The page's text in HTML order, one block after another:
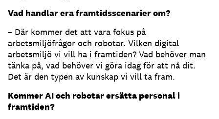
Vad handlar era framtidsscenarier om?
– Där kommer det att vara fokus på
arbetsmiljöfrågor och robotar. Vilken digital
arbetsmiljö vi vill ha i framtiden? Vad behöver man
tänka på, vad behöver vi göra idag för att nå dit.
Det är den typen av kunskap vi vill ta fram.
Kommer AI och robotar ersätta personal i
framtiden?